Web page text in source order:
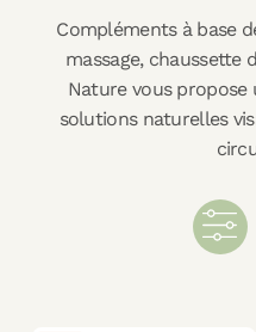
Compléments à base
massage,
Nature vous propose
solutions naturelles